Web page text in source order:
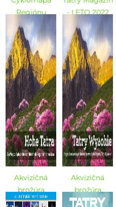
Regiónu
Vysoké Tatry -
LETO 2022
- LETO 2022
Akvizičná
brožúra
Vysoké Tatry -
Akvizičná
brožúra
Vysoké Tatry -